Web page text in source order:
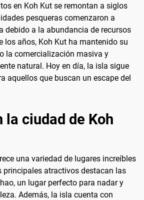
en Koh Kut se remontan a siglos
pesqueras comenzaron a
debido a la abundancia de recursos
los años, Koh Kut ha mantenido su
la comercialización masiva y
natural. Hoy en día, la isla sigue
aquellos que buscan un escape del
la ciudad de Koh
una variedad de lugares increíbles
principales atractivos destacan las
un lugar perfecto para nadar y
Además, la isla cuenta con